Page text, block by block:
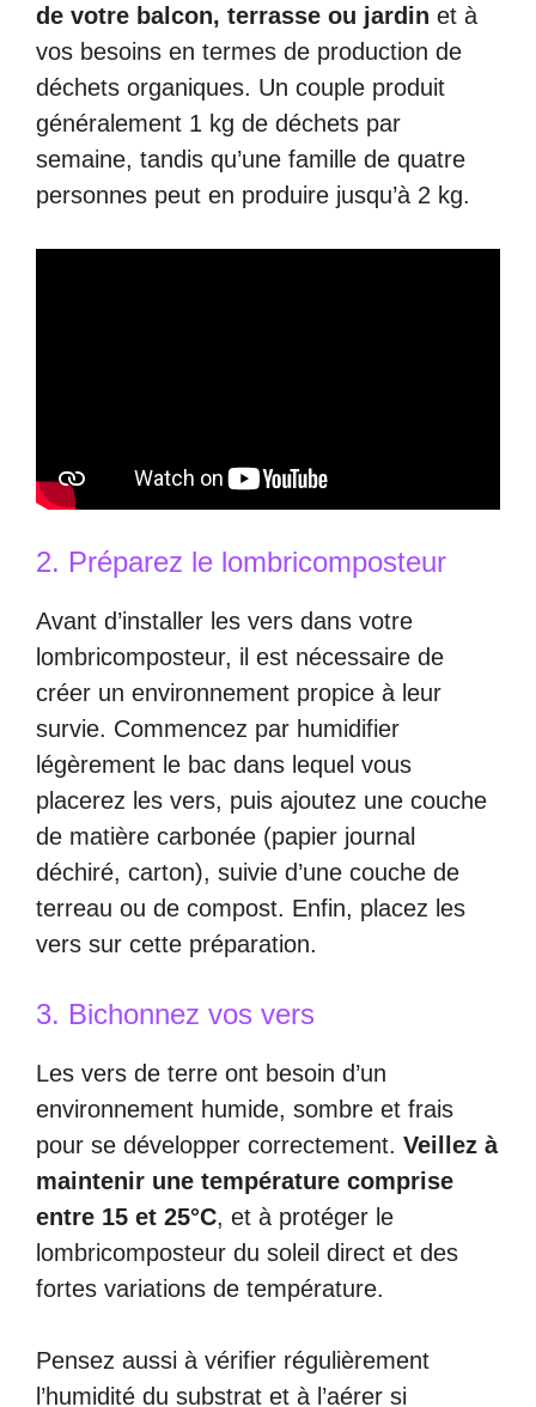
de votre balcon, terrasse ou jardin et à
vos besoins en termes de production de
déchets organiques. Un couple produit
généralement 1 kg de déchets par
semaine, tandis qu’une famille de quatre
personnes peut en produire jusqu’à 2 kg.
2. Préparez le lombricomposteur
Avant d’installer les vers dans votre
lombricomposteur, il est nécessaire de
créer un environnement propice à leur
survie. Commencez par humidifier
légèrement le bac dans lequel vous
placerez les vers, puis ajoutez une couche
de matière carbonée (papier journal
déchiré, carton), suivie d’une couche de
terreau ou de compost. Enfin, placez les
vers sur cette préparation.
3. Bichonnez vos vers
Les vers de terre ont besoin d’un
environnement humide, sombre et frais
pour se développer correctement. Veillez à
maintenir une température comprise
entre 15 et 25°C, et à protéger le
lombricomposteur du soleil direct et des
fortes variations de température.
Pensez aussi à vérifier régulièrement
l’humidité du substrat et à l’aérer si